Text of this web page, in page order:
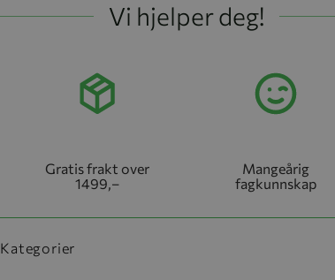
Vi hjelper deg!
Gratis frakt over
1499,–
Mangeårig
fagkunnskap
Kategorier